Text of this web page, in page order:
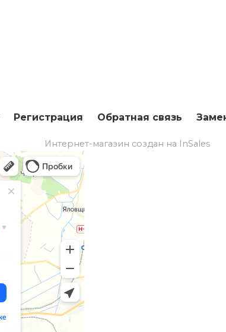
Регистрация Обратная связь
Интернет-магазин создан на InSales